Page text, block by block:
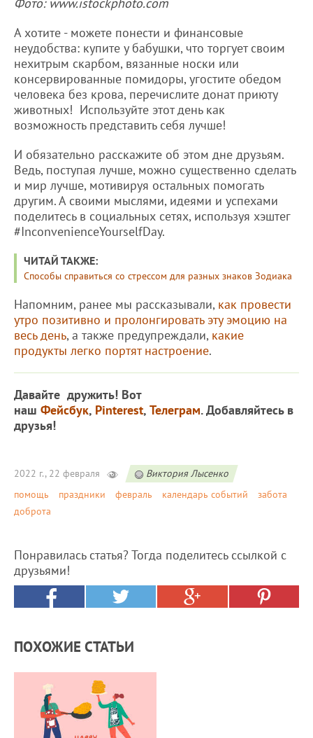
Фото: www.istockphoto.com
А хотите - можете понести и финансовые
неудобства: купите у бабушки, что торгует своим
нехитрым скарбом, вязанные носки или
консервированные помидоры, угостите обедом
человека без крова, перечислите донат приюту
животных! Используйте этот день как
возможность представить себя лучше!
И обязательно расскажите об этом дне друзьям.
Ведь, поступая лучше, можно существенно сделать
и мир лучше, мотивируя остальных помогать
другим. А своими мыслями, идеями и успехами
поделитесь в социальных сетях, используя хэштег
#InconvenienceYourselfDay.
ЧИТАЙ ТАКЖЕ:
Способы справиться со стрессом для разных знаков Зодиака
Напомним, ранее мы рассказывали, как провести
утро позитивно и пролонгировать эту эмоцию на
весь день, а также предупреждали, какие
продукты легко портят настроение.
Давайте дружить! Вот
наш Фейсбук, Pinterest, Телеграм. Добавляйтесь в
друзья!
2022 г., 22 февраля
Виктория Лысенко
помощь
праздники февраль календарь событий
забота
доброта
Понравилась статья? Тогда поделитесь ссылкой с
друзьями!
ПОХОЖИЕ СТАТЬИ